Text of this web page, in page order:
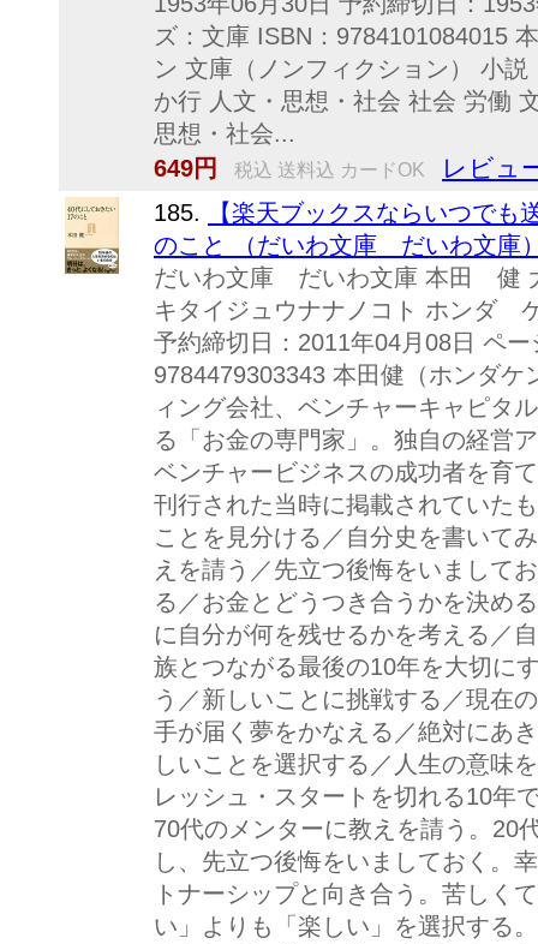
ズ：文庫 ISBN：9784101084015
ン 文庫（ノンフィクション） 小
か行 人文・思想・社会 社会 労働
思想・社会...
649円
税込 送料込 カードOK レビュ
185.
【楽天ブックスならいつで
のこと （だいわ文庫 だいわ文
だいわ文庫 だいわ文庫 本田 健
キタイジュウナナノコト ホンダ
予約締切日：2011年04月08日 ペ
9784479303343 本田健（ホンダ
ィング会社、ベンチャーキャピタ
る「お金の専門家」。独自の経営
ベンチャービジネスの成功者を育
刊行された当時に掲載されていた
ことを見分ける／自分史を書いて
えを請う／先立つ後悔をいまして
る／お金とどうつき合うかを決め
に自分が何を残せるかを考える／
族とつながる最後の10年を大切に
う／新しいことに挑戦する／現在
手が届く夢をかなえる／絶対にあ
しいことを選択する／人生の意味
レッシュ・スタートを切れる10年
70代のメンターに教えを請う。20
し、先立つ後悔をいましておく。
トナーシップと向き合う。苦しく
い」よりも「楽しい」を選択する